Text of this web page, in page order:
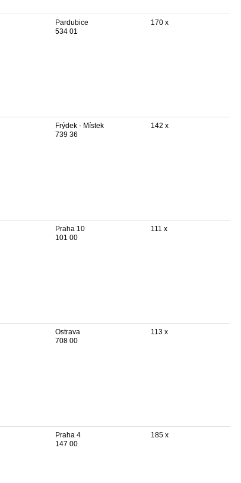
Pardubice
534 01
170 x
Frýdek - Místek
739 36
142 x
Praha 10
101 00
111 x
Ostrava
708 00
113 x
Praha 4
147 00
185 x